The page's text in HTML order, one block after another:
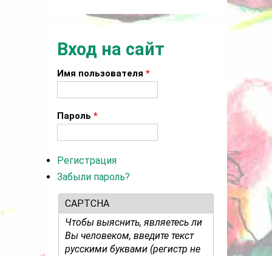
Вход на сайт
Имя пользователя *
Пароль *
Регистрация
Забыли пароль?
CAPTCHA
Чтобы выяснить, являетесь ли
Вы человеком, введите текст
русскими буквами (регистр не